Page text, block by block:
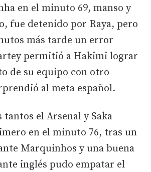
en el minuto 69, manso y
fue detenido por Raya, pero
más tarde un error
permitió a Hakimi lograr
de su equipo con otro
al meta español.
tantos el Arsenal y Saka
en el minuto 76, tras un
Marquinhos y una buena
inglés pudo empatar el